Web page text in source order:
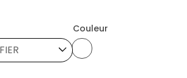
Couleur